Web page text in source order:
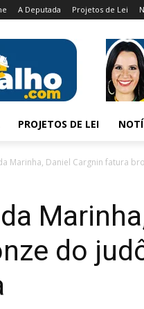
A Deputada Projetos de Lei
PROJETOS DE LEI
Marinha, Daniel Cargnin fatura
do